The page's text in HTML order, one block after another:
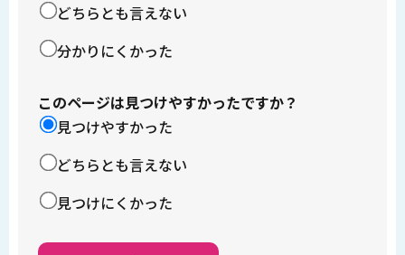
どちらとも言えない
分かりにくかった
このページは見つけやすかったですか？
見つけやすかった
どちらとも言えない
見つけにくかった